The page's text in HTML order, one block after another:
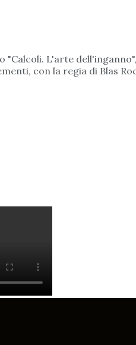
"Calcoli. L'arte
con la regia di Blas